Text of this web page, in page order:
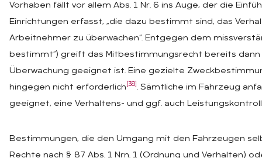
Vorhaben fällt vor allem Abs. 1 Nr. 6 ins Auge, der die
Einrichtungen erfasst, „die dazu bestimmt sind, das
Arbeitnehmer zu überwachen“. Entgegen dem
bestimmt“) greift das Mitbestimmungsrecht bereits dann
Überwachung geeignet ist. Eine gezielte
hingegen nicht erforderlich [38] . Sämtliche im Fahrzeug
geeignet, eine Verhaltens- und ggf. auch
Bestimmungen, die den Umgang mit den Fahrzeugen
Rechte nach § 87 Abs. 1 Nrn. 1 (Ordnung und Verhalten)